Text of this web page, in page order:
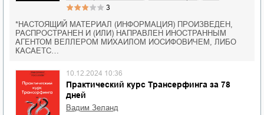
3
*НАСТОЯЩИЙ МАТЕРИАЛ (ИНФОРМАЦИЯ) ПРОИЗВЕДЕН,
РАСПРОСТРАНЕН И (ИЛИ) НАПРАВЛЕН ИНОСТРАННЫМ
АГЕНТОМ ВЕЛЛЕРОМ МИХАИЛОМ ИОСИФОВИЧЕМ, ЛИБО
КАСАЕТС…
Практический курс Трансерфинга за 78
дней
10.12.2024 10:36
Вадим Зеланд